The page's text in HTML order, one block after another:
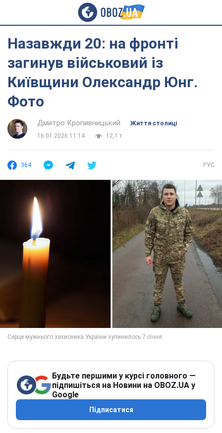
Назавжди 20: на фронті
загинув військовий із
Київщини Олександр Юнг.
Фото
Дмитро Кропивницький
Життя столиці
16.01.2026 11:14
12,1 т.
364 РУС
Будьте першими у курсі головного —
підпишіться на Новини на OBOZ.UA у
Google
Підписатися